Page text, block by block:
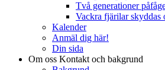
Två generationer
Vackra fjärilar skyddas
Kalender
Anmäl dig här!
Din sida
Om oss Kontakt och bakgrund